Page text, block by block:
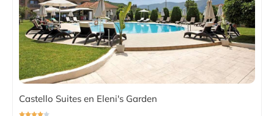
Castello Suites en Eleni's Garden